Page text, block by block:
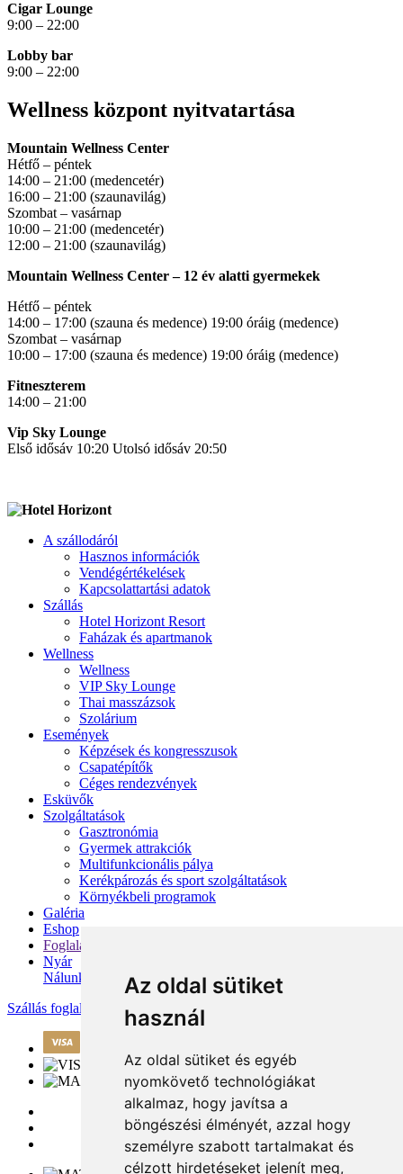
Az oldal sütiket
használ
Az oldal sütiket és egyéb
nyomkövető technológiákat
alkalmaz, hogy javítsa a
böngészési élményét, azzal hogy
személyre szabott tartalmakat és
célzott hirdetéseket jelenít meg,
Cigar Lounge
9:00 – 22:00
Lobby bar
9:00 – 22:00
Wellness központ nyitvatartása
Mountain Wellness Center
Hétfő – péntek
14:00 – 21:00 (medencetér)
16:00 – 21:00 (szaunavilág)
Szombat – vasárnap
10:00 – 21:00 (medencetér)
12:00 – 21:00 (szaunavilág)
Mountain Wellness Center – 12 év alatti gyermekek
Hétfő – péntek
14:00 – 17:00 (szauna és medence) 19:00 óráig (medence)
Szombat – vasárnap
10:00 – 17:00 (szauna és medence) 19:00 óráig (medence)
Fitneszterem
14:00 – 21:00
Vip Sky Lounge
Első idősáv 10:20 Utolsó idősáv 20:50
A szállodáról
Hasznos információk
Vendégértékelések
Kapcsolattartási adatok
Szállás
Hotel Horizont Resort
Faházak és apartmanok
Wellness
Wellness
VIP Sky Lounge
Thai masszázsok
Szolárium
Események
Képzések és kongresszusok
Csapatépítők
Céges rendezvények
Esküvők
Szolgáltatások
Gasztronómia
Gyermek attrakciók
Multifunkcionális pálya
Kerékpározás és sport szolgáltatások
Környékbeli programok
Galéria
Eshop
Foglalás
Nyár
Nálunk
Szállás foglalása